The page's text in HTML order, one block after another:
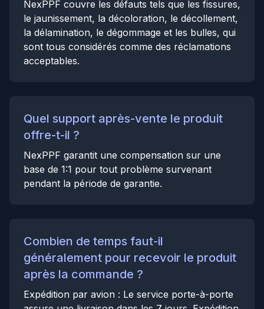
NexPPF couvre les défauts tels que les fissures,
le jaunissement, la décoloration, le décollement,
la délamination, le dégommage et les bulles, qui
sont tous considérés comme des réclamations
acceptables.
Quel support après-vente le produit
offre-t-il ?
NexPPF garantit une compensation sur une
base de 1:1 pour tout problème survenant
pendant la période de garantie.
Combien de temps faut-il
généralement pour recevoir le produit
après la commande ?
Expédition par avion : Le service porte-à-porte